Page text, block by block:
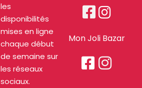
les
disponibilités
mises en ligne
chaque début
de semaine sur
les réseaux
sociaux.
 
Mon Joli Bazar
 